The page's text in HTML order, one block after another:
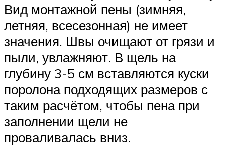
Вид монтажной пены (зимняя,
летняя, всесезонная) не имеет
значения. Швы очищают от грязи и
пыли, увлажняют. В щель на
глубину 3-5 см вставляются куски
поролона подходящих размеров с
таким расчётом, чтобы пена при
заполнении щели не
проваливалась вниз.